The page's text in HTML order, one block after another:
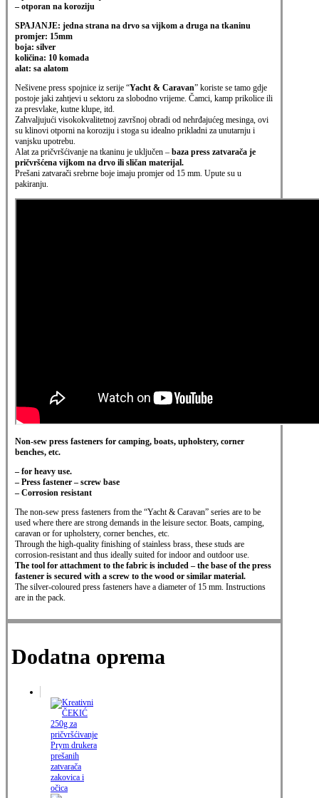
– otporan na koroziju
SPAJANJE: jedna strana na drvo sa vijkom a druga na tkaninu
promjer: 15mm
boja: silver
količina: 10 komada
alat: sa alatom
Nešivene press spojnice iz serije “Yacht & Caravan” koriste se tamo gdje
postoje jaki zahtjevi u sektoru za slobodno vrijeme. Čamci, kamp prikolice ili
za presvlake, kutne klupe, itd.
Zahvaljujući visokokvalitetnoj završnoj obradi od nehrđajućeg mesinga, ovi
su klinovi otporni na koroziju i stoga su idealno prikladni za unutarnju i
vanjsku upotrebu.
Alat za pričvršćivanje na tkaninu je uključen – baza press zatvarača je
pričvršćena vijkom na drvo ili sličan materijal.
Prešani zatvarači srebrne boje imaju promjer od 15 mm. Upute su u
pakiranju.
Non-sew press fasteners for camping, boats, upholstery, corner
benches, etc.
– for heavy use.
– Press fastener – screw base
– Corrosion resistant
The non-sew press fasteners from the “Yacht & Caravan” series are to be
used where there are strong demands in the leisure sector. Boats, camping,
caravan or for upholstery, corner benches, etc.
Through the high-quality finishing of stainless brass, these studs are
corrosion-resistant and thus ideally suited for indoor and outdoor use.
The tool for attachment to the fabric is included – the base of the press
fastener is secured with a screw to the wood or similar material.
The silver-coloured press fasteners have a diameter of 15 mm. Instructions
are in the pack.
Dodatna oprema